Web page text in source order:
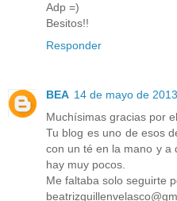
Adp =)
Besitos!!
Responder
BEA 14 de mayo de
Muchísimas gracias por
Tu blog es uno de esos
con un té en la mano y a
hay muy pocos.
Me faltaba solo seguirte